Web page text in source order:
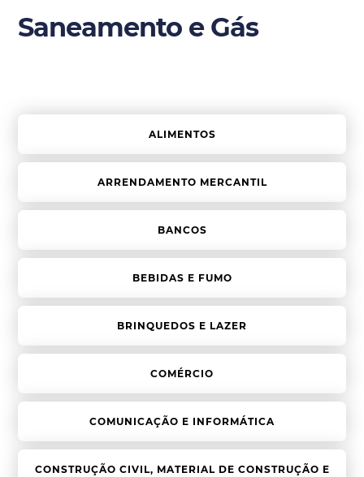
Saneamento e Gás
ALIMENTOS
ARRENDAMENTO MERCANTIL
BANCOS
BEBIDAS E FUMO
BRINQUEDOS E LAZER
COMÉRCIO
COMUNICAÇÃO E INFORMÁTICA
CONSTRUÇÃO CIVIL, MATERIAL DE CONSTRUÇÃO E